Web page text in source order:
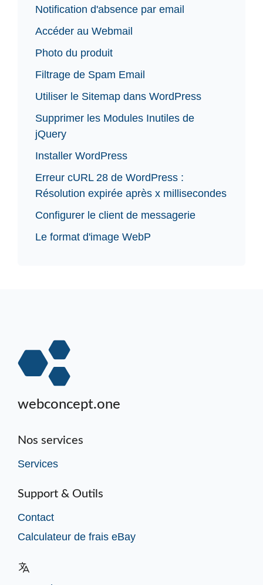
Notification d'absence par email
Accéder au Webmail
Photo du produit
Filtrage de Spam Email
Utiliser le Sitemap dans WordPress
Supprimer les Modules Inutiles de
jQuery
Installer WordPress
Erreur cURL 28 de WordPress :
Résolution expirée après x millisecondes
Configurer le client de messagerie
Le format d'image WebP
webconcept.one
Nos services
Services
Support & Outils
Contact
Calculateur de frais eBay